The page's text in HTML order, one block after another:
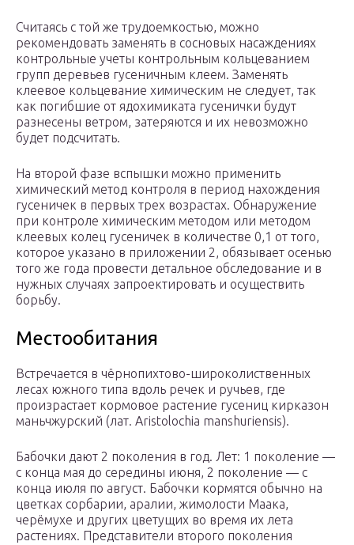
Считаясь с той же трудоемкостью, можно
рекомендовать заменять в сосновых насаждениях
контрольные учеты контрольным кольцеванием
групп деревьев гусеничным клеем. Заменять
клеевое кольцевание химическим не следует, так
как погибшие от ядохимиката гусенички будут
разнесены ветром, затеряются и их невозможно
будет подсчитать.
На второй фазе вспышки можно применить
химический метод контроля в период нахождения
гусеничек в первых трех возрастах. Обнаружение
при контроле химическим методом или методом
клеевых колец гусеничек в количестве 0,1 от того,
которое указано в приложении 2, обязывает осенью
того же года провести детальное обследование и в
нужных случаях запроектировать и осуществить
борьбу.
Местообитания
Встречается в чёрнопихтово-широколиственных
лесах южного типа вдоль речек и ручьев, где
произрастает кормовое растение гусениц кирказон
маньчжурский (лат. Aristolochia manshuriensis).
Бабочки дают 2 поколения в год. Лет: 1 поколение —
с конца мая до середины июня, 2 поколение — с
конца июля по август. Бабочки кормятся обычно на
цветках сорбарии, аралии, жимолости Маака,
черёмухе и других цветущих во время их лета
растениях. Представители второго поколения